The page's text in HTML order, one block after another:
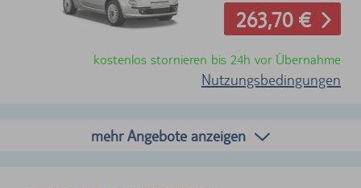
263,70 €
kostenlos stornieren bis 24h vor Übernahme
Nutzungsbedingungen
mehr Angebote anzeigen